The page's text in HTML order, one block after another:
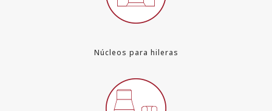
Núcleos para hileras